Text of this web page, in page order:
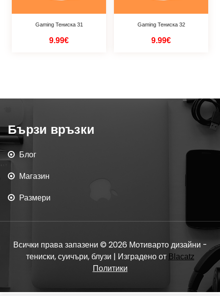
Gaming Тениска 31
9.99€
Gaming Тениска 32
9.99€
Бързи връзки
Блог
Магазин
Размери
Всички права запазени © 2026 Мотиварто дизайни -
тениски, суичъри, блузи | Изградено от Blacatz
Политики